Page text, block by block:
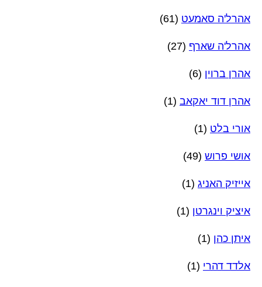
אהרל'ה סאמעט (61)
אהרל'ה שארף (27)
אהרן ברוין (6)
אהרן דוד יאקאב (1)
אורי בלט (1)
אושי פרוש (49)
אייזיק האניג (1)
איציק וינגרטן (1)
איתן כהן (1)
אלדד דהרי (1)